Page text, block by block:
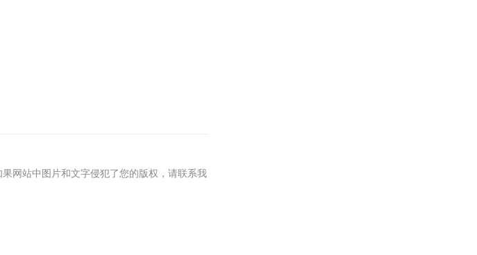
网站中图片和文字侵犯了您的版权，请联系我